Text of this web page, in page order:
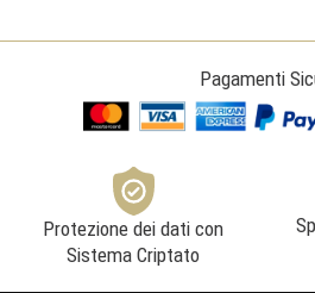
Pagamenti
Protezione dei dati con
Sistema Criptato